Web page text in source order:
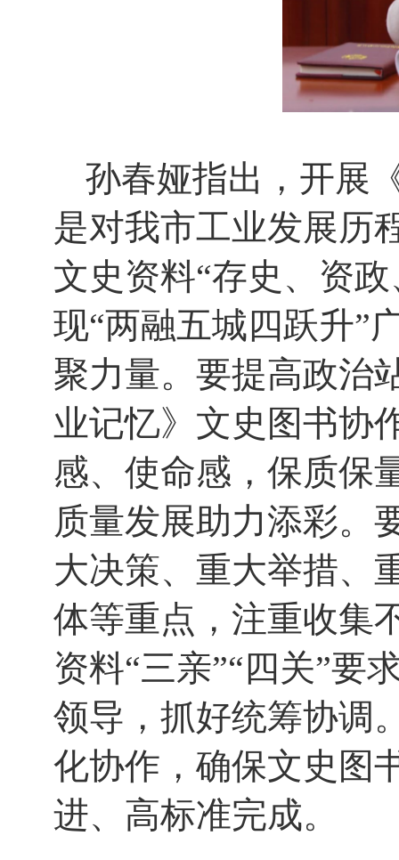
孙春娅指出，开展
是对我市工业发展历
文史资料“存史、资
现“两融五城四跃升”
聚力量。要提高政治
业记忆》文史图书协
感、使命感，保质保
质量发展助力添彩。
大决策、重大举措、
体等重点，注重收集
资料“三亲”“四关”要
领导，抓好统筹协调
化协作，确保文史图
进、高标准完成。